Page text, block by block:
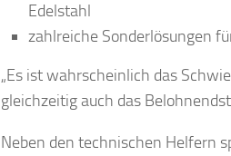
Edelstahl
zahlreiche Sonderlösungen
„Es ist wahrscheinlich das
gleichzeitig auch das
Neben den technischen Helfern